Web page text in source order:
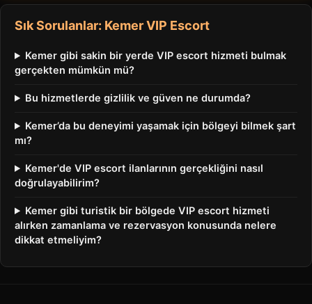
Sık Sorulanlar: Kemer VIP Escort
Kemer gibi sakin bir yerde VIP escort hizmeti bulmak
gerçekten mümkün mü?
Bu hizmetlerde gizlilik ve güven ne durumda?
Kemer’da bu deneyimi yaşamak için bölgeyi bilmek şart
mı?
Kemer'de VIP escort ilanlarının gerçekliğini nasıl
doğrulayabilirim?
Kemer gibi turistik bir bölgede VIP escort hizmeti
alırken zamanlama ve rezervasyon konusunda nelere
dikkat etmeliyim?